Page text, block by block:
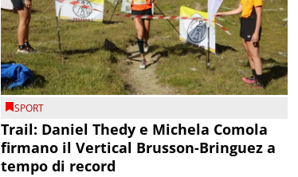
SPORT
Trail: Daniel Thedy e Michela Comola
firmano il Vertical Brusson-Bringuez a
tempo di record